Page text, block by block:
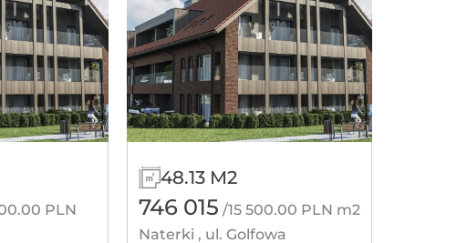
PLN
48.13 M2
746 015 /15 500.00 PLN m2
Naterki , ul. Golfowa